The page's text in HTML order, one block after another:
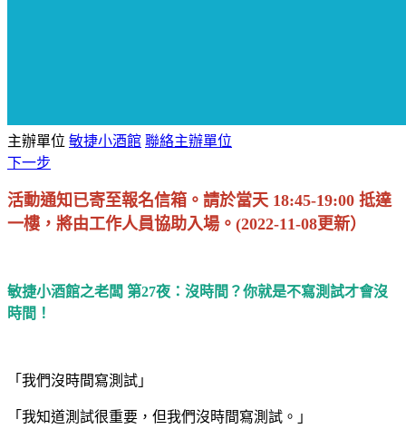
主辦單位 敏捷小酒館 聯絡主辦單位
下一步
活動通知已寄至報名信箱。請於當天 18:45-19:00 抵達
一樓，將由工作人員協助入場。(2022-11-08更新）
敏捷小酒館之老闆 第27夜：沒時間？你就是不寫測試才會沒
時間！
「我們沒時間寫測試」
「我知道測試很重要，但我們沒時間寫測試。」